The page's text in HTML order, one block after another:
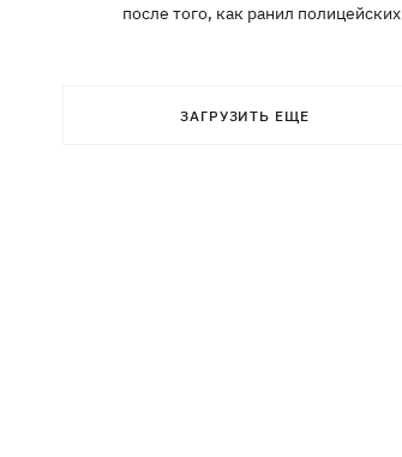
после того, как ранил полицейских
погибли 8 собак
ЗАГРУЗИТЬ ЕЩЕ